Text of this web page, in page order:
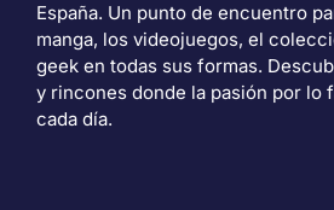
España. Un punto de encuentro
manga, los videojuegos, el
geek en todas sus formas.
y rincones donde la pasión por lo
cada día.